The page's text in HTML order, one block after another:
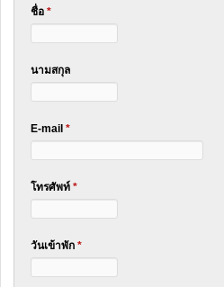
ชื่อ *
นามสกุล
E-mail *
โทรศัพท์ *
วันเข้าพัก *